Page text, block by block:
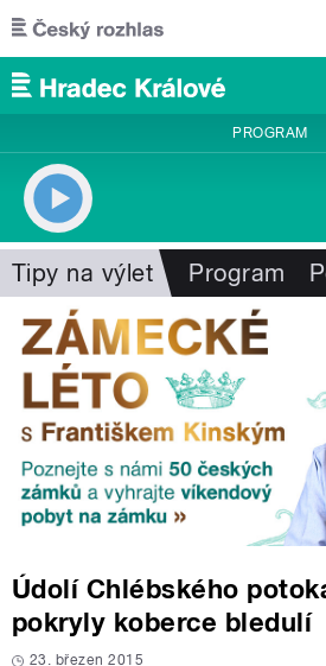
Přejít k hlavnímu obsahu
PROGRAM
Tipy na výlet Program
Údolí Chlébského
pokryly koberce bledulí
23. březen 2015